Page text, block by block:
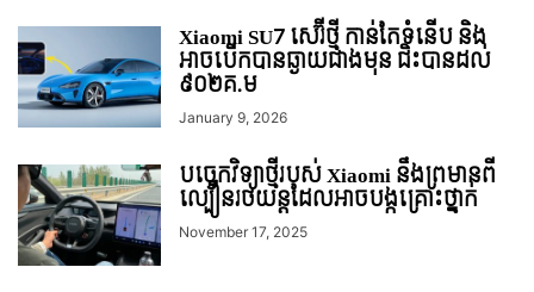
Xiaomi SU7 សេរ៊ីថ្មី កាន់តែទំនើប និង
អាចបើកបានឆ្ងាយជាងមុន ជិះបានដល់
៩០២គ.ម
January 9, 2026
បច្ចេកវិទ្យាថ្មីរបស់ Xiaomi នឹងព្រមាន​ពី
ល្បឿនរថយន្តដែលអាចបង្កគ្រោះថ្នាក់
November 17, 2025